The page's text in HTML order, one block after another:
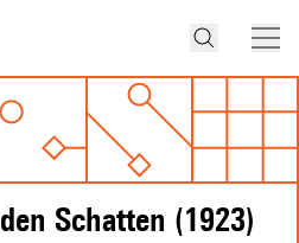
Schatten (1923)